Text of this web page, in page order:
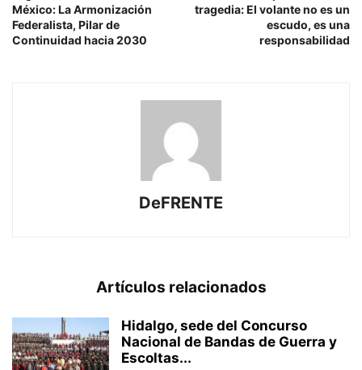
México: La Armonización
Federalista, Pilar de
Continuidad hacia 2030
tragedia: El volante no es un
escudo, es una
responsabilidad
DeFRENTE
Artículos relacionados
Hidalgo, sede del Concurso
Nacional de Bandas de Guerra y
Escoltas...